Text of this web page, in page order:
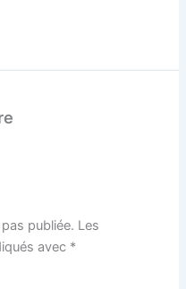
publiée. Les
avec *